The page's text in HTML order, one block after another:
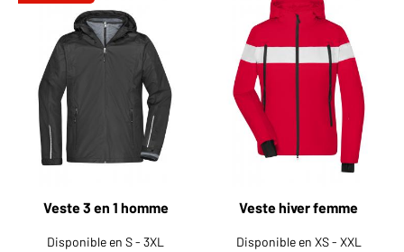
Veste 3 en 1 homme
Disponible en S - 3XL
Veste hiver femme
Disponible en XS - XXL